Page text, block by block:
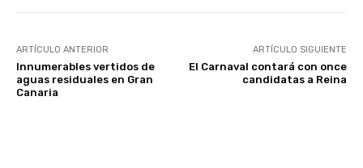
ARTÍCULO ANTERIOR
Innumerables vertidos de
aguas residuales en Gran
Canaria
ARTÍCULO SIGUIENTE
El Carnaval contará con once
candidatas a Reina